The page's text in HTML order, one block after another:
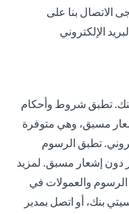
الاتصال بنا على
الإلكتروني
تطبق شروط وأحكام
مسبق، وهي متوفرة
تطبق الرسوم
دون إشعار مسبق. لمزيد
والعمولات في
بنك، أو اتصل بمدير